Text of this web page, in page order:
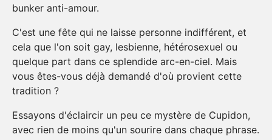
bunker anti-amour.
C'est une fête qui ne laisse personne indifférent, et
cela que l'on soit gay, lesbienne, hétérosexuel ou
quelque part dans ce splendide arc-en-ciel. Mais
vous êtes-vous déjà demandé d'où provient cette
tradition ?
Essayons d'éclaircir un peu ce mystère de Cupidon,
avec rien de moins qu'un sourire dans chaque phrase.